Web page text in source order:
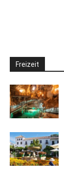
Freizeit